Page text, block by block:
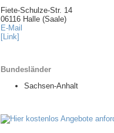
Fiete-Schulze-Str. 14
06116 Halle (Saale)
E-Mail
[Link]
Bundesländer
Sachsen-Anhalt